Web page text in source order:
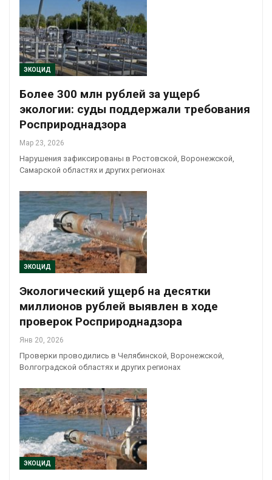
ЭКОЦИД
Более 300 млн рублей за ущерб
экологии: суды поддержали требования
Росприроднадзора
Мар 23, 2026
Нарушения зафиксированы в Ростовской, Воронежской,
Самарской областях и других регионах
ЭКОЦИД
Экологический ущерб на десятки
миллионов рублей выявлен в ходе
проверок Росприроднадзора
Янв 20, 2026
Проверки проводились в Челябинской, Воронежской,
Волгоградской областях и других регионах
ЭКОЦИД